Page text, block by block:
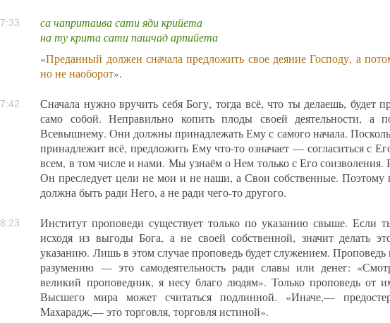
са чапритаива сати яди крийета
на ту крита сати пашчад арпийета
«Преданный должен сначала предложить свое деяние Господу, а
но не наоборот».
Сначала нужно вручить себя Богу, тогда всё, что ты делаешь, будет
само собой. Неправильно копить плоды своей деятельности, а
Всевышнему. Они должны принадлежать Ему с самого начала.
принадлежит всё, предложить Ему что-то означает — согласиться с
всем, в том числе и нами. Мы узнаём о Нем только с Его соизволения.
Он преследует цели не мои и не наши, а Свои собственные. Поэтому
должна быть ради Него, а не ради чего-то другого.
Институт проповеди существует только по указанию свыше. Если
исходя из выгоды Бога, а не своей собственной, значит делать
указанию. Лишь в этом случае проповедь будет служением. Проповедь
разумению — это самодеятельность ради славы или денег:
великий проповедник, я несу благо людям». Только проповедь от
Высшего мира может считаться подлинной. «Иначе,—
Махарадж,— это торговля, торговля истиной».